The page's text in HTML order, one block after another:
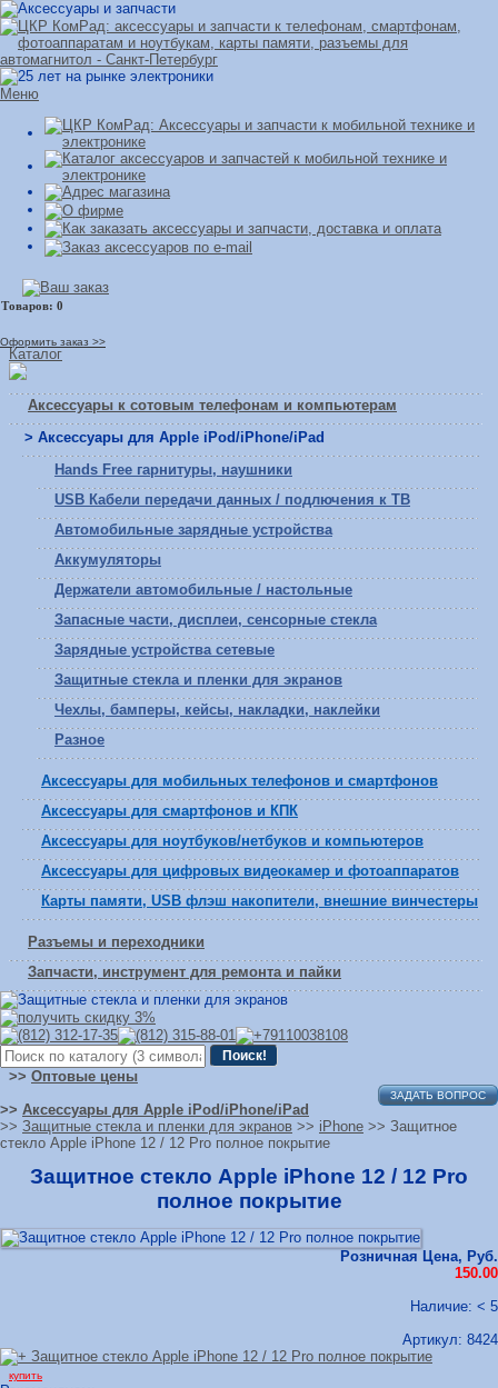
Меню
Оформить заказ >>
Каталог
Аксессуары к сотовым телефонам и компьютерам
> Аксессуары для Apple iPod/iPhone/iPad
Hands Free гарнитуры, наушники
USB Кабели передачи данных / подлючения к ТВ
Автомобильные зарядные устройства
Аккумуляторы
Держатели автомобильные / настольные
Запасные части, дисплеи, сенсорные стекла
Зарядные устройства сетевые
Защитные стекла и пленки для экранов
Чехлы, бамперы, кейсы, накладки, наклейки
Разное
Аксессуары для мобильных телефонов и смартфонов
Аксессуары для смартфонов и КПК
Аксессуары для ноутбуков/нетбуков и компьютеров
Аксессуары для цифровых видеокамер и фотоаппаратов
Карты памяти, USB флэш накопители, внешние винчестеры
Разъемы и переходники
Запчасти, инструмент для ремонта и пайки
>> Оптовые цены
ЗАДАТЬ ВОПРОС
>> Аксессуары для Apple iPod/iPhone/iPad
>> Защитные стекла и пленки для экранов >> iPhone >> Защитное
стекло Apple iPhone 12 / 12 Pro полное покрытие
Защитное стекло Apple iPhone 12 / 12 Pro
полное покрытие
Розничная Цена, Руб.
150.00
Наличие: < 5
Артикул: 8424
купить